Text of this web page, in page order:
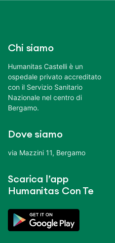
Chi siamo
Humanitas Castelli è un
ospedale privato accreditato
con il Servizio Sanitario
Nazionale nel centro di
Bergamo.
Dove siamo
via Mazzini 11, Bergamo
Scarica l’app
Humanitas Con Te